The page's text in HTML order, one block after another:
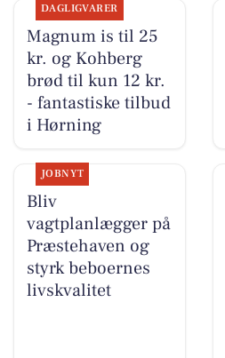
DAGLIGVARER
Magnum is til 25
kr. og Kohberg
brød til kun 12 kr.
- fantastiske tilbud
i Hørning
JOBNYT
Bliv
vagtplanlægger på
Præstehaven og
styrk beboernes
livskvalitet